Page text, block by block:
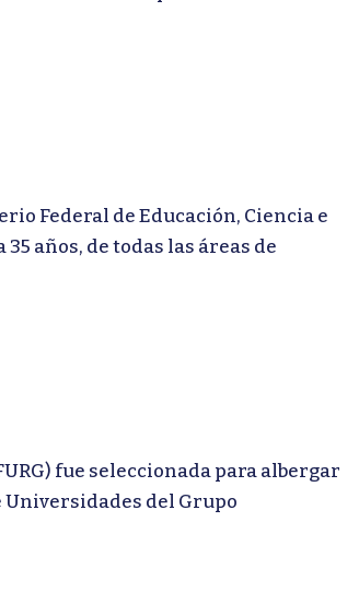
Federal de Educación, Ciencia e
años, de todas las áreas de
fue seleccionada para albergar
Universidades del Grupo